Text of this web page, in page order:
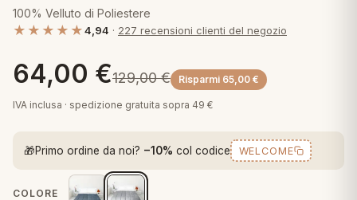
arredo
per cuscini
arredo
in piuma d'oca
in piuma
Plaid Cartoons
Tappeti Cartoons
Teli Mare Cartoons
100% Velluto di Poliestere
★★★★★4,94 · 227 recensioni clienti del negozio
64,00 €129,00€ Risparmi 65,00 €
IVA inclusa · spedizione gratuita sopra 49 €
🎁Primo ordine da noi? −10% col codice WELCOME
COLORE